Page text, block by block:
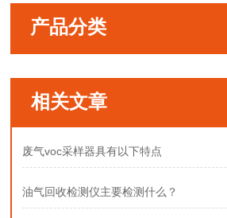
产品分类
相关文章
废气voc采样器具有以下特点
油气回收检测仪主要检测什么？